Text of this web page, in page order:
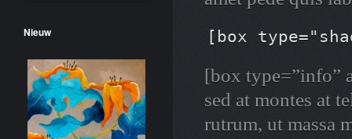
Nieuw [box
[box type=”info”
sed at montes at
rutrum, ut massa